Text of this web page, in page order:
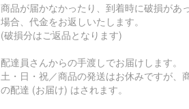
商品が届かなかったり、到着時に破損があ
場合、代金をお返しいたします。
(破損分はご返品となります)
配達員さんからの手渡しでお届けします。
土・日・祝／商品の発送はお休みですが、
の配達 (お届け) はされます。